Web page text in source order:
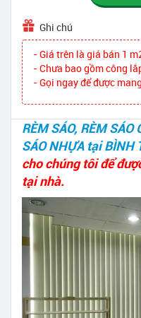
Ghi chú
- Giá trên là giá bán 1
- Chưa bao gồm công
- Gọi ngay để được
RÈM SÁO, RÈM SÁO
SÁO NHỰA tại BÌNH
cho chúng tôi để
tại nhà.